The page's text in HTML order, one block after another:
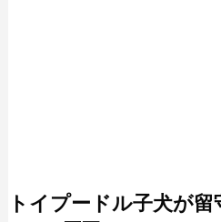
トイプードル子犬が